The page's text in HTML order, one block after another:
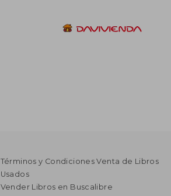
Términos y Condiciones Venta de Libros
Usados
Vender Libros en Buscalibre